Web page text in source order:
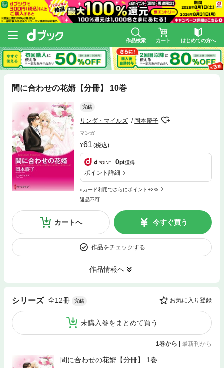
作品検索 カート はじめての方へ
間に合わせの花婿【分冊】 10巻
完結
リンダ・マイルズ 岡本慶子
マンガ
61 (税込)
0pt獲得
ポイント詳細
dカード利用でさらにポイント+2%
返品不可
カートへ 今すぐ買う
作品をチェックする
作品情報へ
シリーズ 全12冊 完結 お気に入り登録
未購入巻をまとめて買う
1巻から 最新刊から
間に合わせの花婿【分冊】 1巻